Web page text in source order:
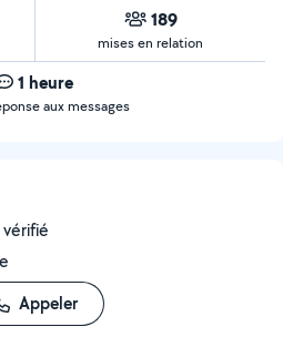
189
mises en relation
1 heure
aux messages
Appeler